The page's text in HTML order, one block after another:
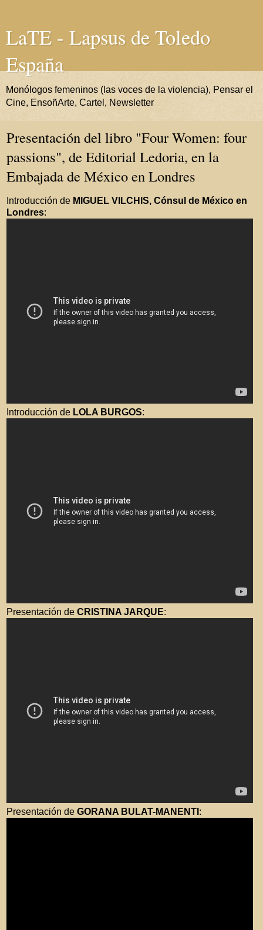
LaTE - Lapsus de Toledo
España
Monólogos femeninos (las voces de la violencia), Pensar el
Cine, EnsoñArte, Cartel, Newsletter
Presentación del libro "Four Women: four
passions", de Editorial Ledoria, en la
Embajada de México en Londres
Introducción de MIGUEL VILCHIS, Cónsul de México en
Londres:
Introducción de LOLA BURGOS:
Presentación de CRISTINA JARQUE:
Presentación de GORANA BULAT-MANENTI :